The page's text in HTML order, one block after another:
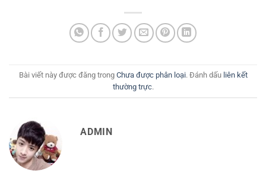
Bài viết này được đăng trong Chưa được phân loại. Đánh dấu liên kết
thường trực.
ADMIN